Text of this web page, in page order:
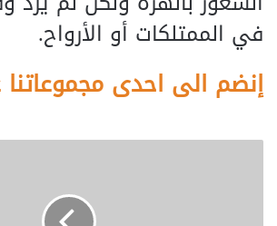
في الممتلكات أو الأرواح.
إنضم الى احدى